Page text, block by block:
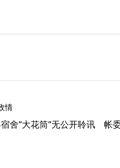
情
舍“大花筒”无公开聆讯 帐